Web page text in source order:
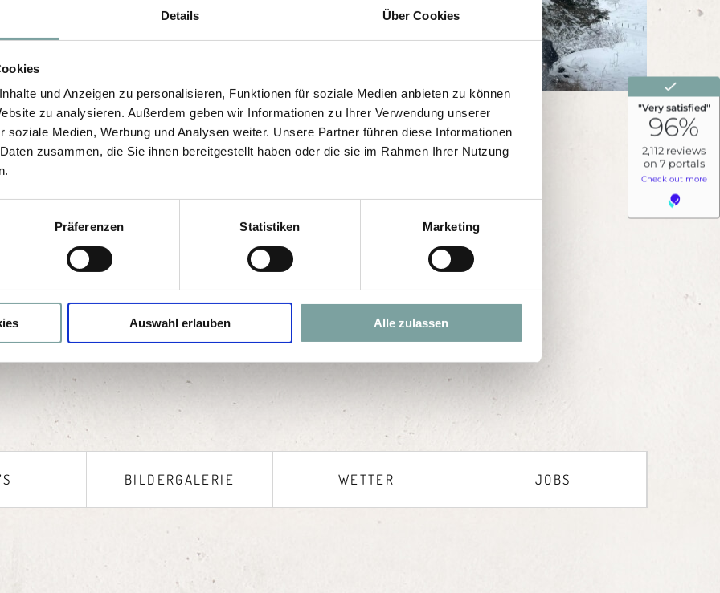
Details Über Cookies
und Anzeigen zu personalisieren, Funktionen für soziale Medien anbieten zu können
zu analysieren. Außerdem geben wir Informationen zu Ihrer Verwendung unserer
soziale Medien, Werbung und Analysen weiter. Unsere Partner führen diese Informationen
zusammen, die Sie ihnen bereitgestellt haben oder die sie im Rahmen Ihrer Nutzung
Präferenzen Statistiken Marketing
Auswahl erlauben Alle zulassen
BILDERGALERIE WETTER JOBS